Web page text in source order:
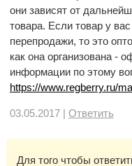
они зависят от
товара. Если товар у
перепродажи, то это
как она организована -
информации по этому
https://www.regberry.ru/
03.05.2017 | Ответить
Для того чтобы